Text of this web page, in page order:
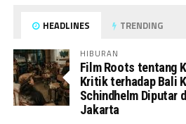
HEADLINES TRENDING
HIBURAN
Film Roots tentang
Kritik terhadap Bali
Schindhelm Diputar
Jakarta